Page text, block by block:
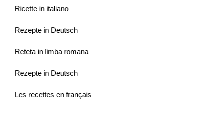
Ricette in italiano
Rezepte in Deutsch
Reteta in limba romana
Rezepte in Deutsch
Les recettes en français